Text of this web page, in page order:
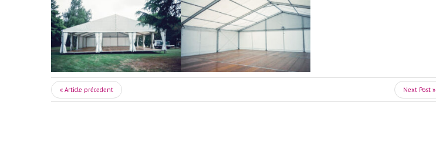
« Article précedent Next Post »